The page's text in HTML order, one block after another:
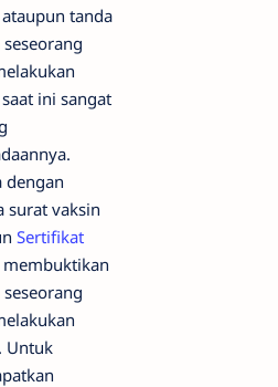
tanda
ini sangat
dengan
surat vaksin
Sertifikat
membuktikan
Untuk